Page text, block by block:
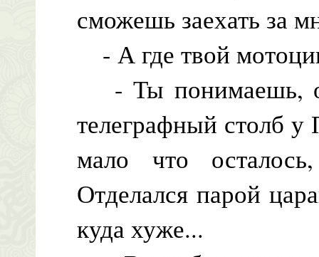
сможешь заехать за
- А где твой
- Ты понимаешь,
телеграфный столб у
мало что
Отделался парой
куда хуже...